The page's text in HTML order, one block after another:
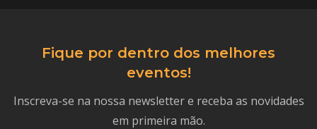
Fique por dentro dos melhores
eventos!
Inscreva-se na nossa newsletter e receba as novidades
em primeira mão.